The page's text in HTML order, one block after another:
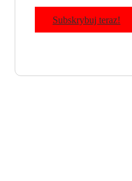
Subskrybuj teraz!